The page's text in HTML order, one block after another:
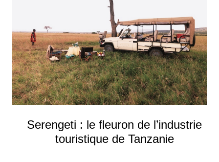
Serengeti : le fleuron de l’industrie
touristique de Tanzanie